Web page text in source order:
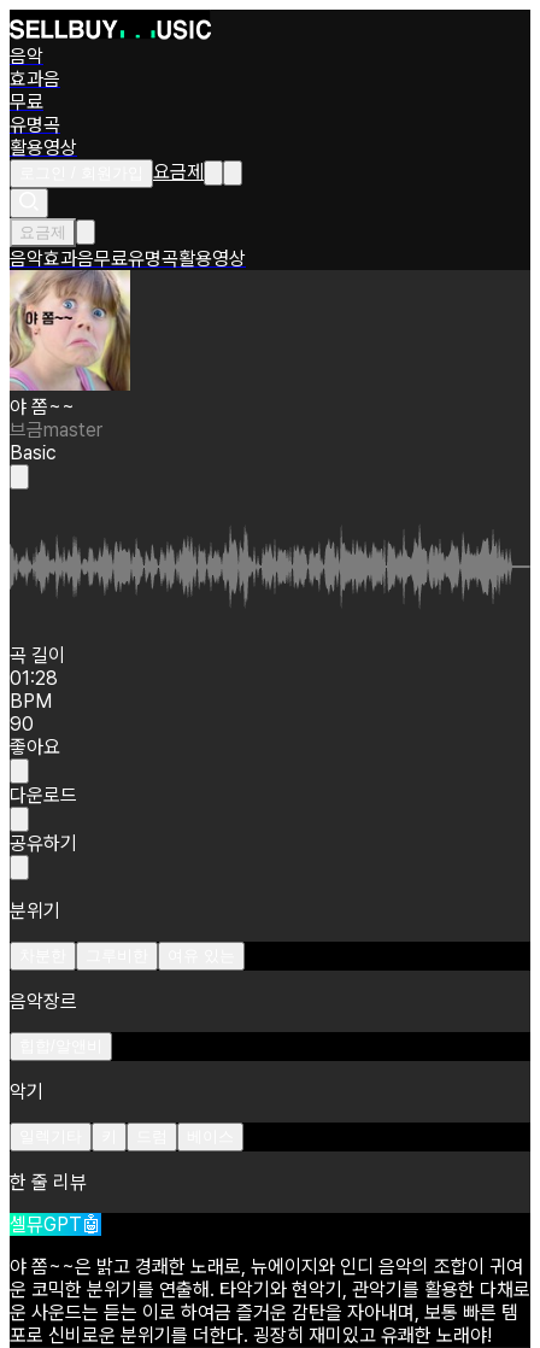
음악
효과음
무료
유명곡
활용영상
요금제
요금제
음악효과음무료유명곡활용영상
야 쫌~~
브금master
Basic
곡 길이
01:28
BPM
90
좋아요
다운로드
공유하기
분위기
음악장르
악기
한 줄 리뷰
셀뮤GPT🤖
야 쫌~~은 밝고 경쾌한 노래로, 뉴에이지와 인디 음악의 조합이 귀여
운 코믹한 분위기를 연출해. 타악기와 현악기, 관악기를 활용한 다채로
운 사운드는 듣는 이로 하여금 즐거운 감탄을 자아내며, 보통 빠른 템
포로 신비로운 분위기를 더한다. 굉장히 재미있고 유쾌한 노래야!